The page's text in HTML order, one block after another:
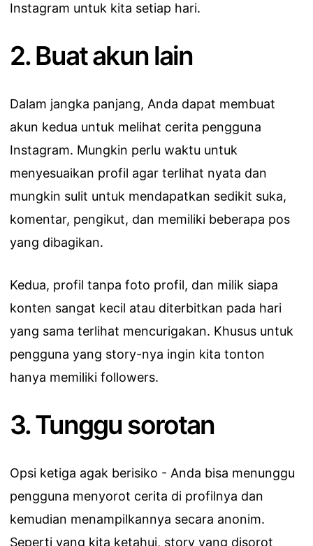
Instagram untuk kita setiap hari.
2. Buat akun lain
Dalam jangka panjang, Anda dapat membuat
akun kedua untuk melihat cerita pengguna
Instagram. Mungkin perlu waktu untuk
menyesuaikan profil agar terlihat nyata dan
mungkin sulit untuk mendapatkan sedikit suka,
komentar, pengikut, dan memiliki beberapa pos
yang dibagikan.
Kedua, profil tanpa foto profil, dan milik siapa
konten sangat kecil atau diterbitkan pada hari
yang sama terlihat mencurigakan. Khusus untuk
pengguna yang story-nya ingin kita tonton
hanya memiliki followers.
3. Tunggu sorotan
Opsi ketiga agak berisiko - Anda bisa menunggu
pengguna menyorot cerita di profilnya dan
kemudian menampilkannya secara anonim.
Seperti yang kita ketahui, story yang disorot